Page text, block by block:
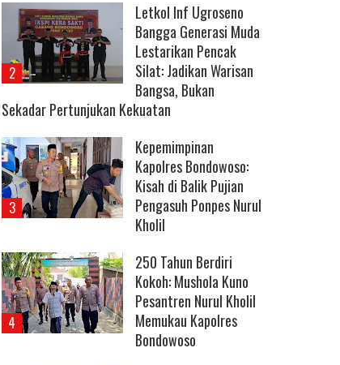
Letkol Inf Ugroseno
Bangga Generasi Muda
Lestarikan Pencak
Silat: Jadikan Warisan
Bangsa, Bukan
Sekadar Pertunjukan Kekuatan
Kepemimpinan
Kapolres Bondowoso:
Kisah di Balik Pujian
Pengasuh Ponpes Nurul
Kholil
250 Tahun Berdiri
Kokoh: Mushola Kuno
Pesantren Nurul Kholil
Memukau Kapolres
Bondowoso